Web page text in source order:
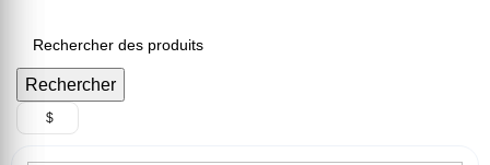
Rechercher
$